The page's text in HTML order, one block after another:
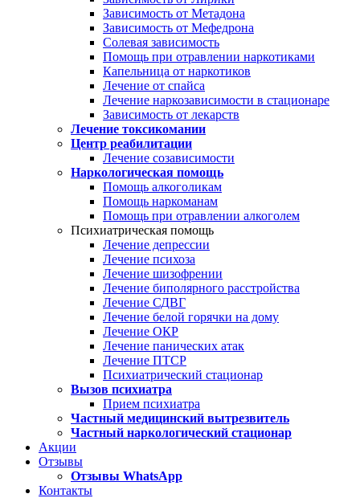
Зависимость от Метадона
Зависимость от Мефедрона
Солевая зависимость
Помощь при отравлении наркотиками
Капельница от наркотиков
Лечение от спайса
Лечение наркозависимости в стационаре
Зависимость от лекарств
Лечение токсикомании
Центр реабилитации
Лечение созависимости
Наркологическая помощь
Помощь алкоголикам
Помощь наркоманам
Помощь при отравлении алкоголем
Психиатрическая помощь
Лечение депрессии
Лечение психоза
Лечение шизофрении
Лечение биполярного расстройства
Лечение СДВГ
Лечение белой горячки на дому
Лечение ОКР
Лечение панических атак
Лечение ПТСР
Психиатрический стационар
Вызов психиатра
Прием психиатра
Частный медицинский вытрезвитель
Частный наркологический стационар
Акции
Отзывы
Отзывы WhatsApp
Контакты